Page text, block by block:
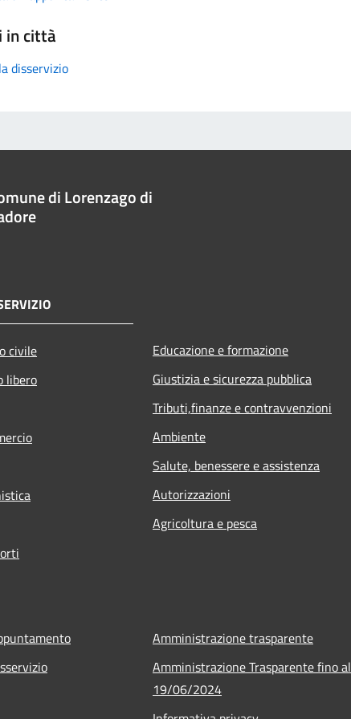
in città
disservizio
di Lorenzago di
civile
libero
Educazione e formazione
Giustizia e sicurezza pubblica
Tributi,finanze e contravvenzioni
Ambiente
Salute, benessere e assistenza
Autorizzazioni
Agricoltura e pesca
Amministrazione trasparente
Amministrazione Trasparente fino al
19/06/2024